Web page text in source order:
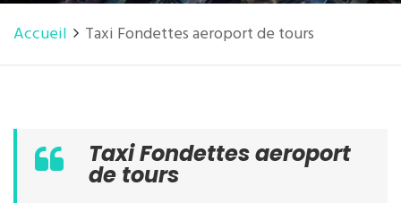
Accueil Taxi Fondettes aeroport de tours
Taxi Fondettes aeroport
de tours